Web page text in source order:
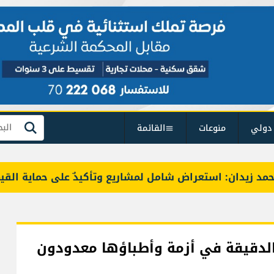
منوعات القائمة بحث
استعراض شامل لمشاريع وتأكيدٌ على حماية القيمة
في أزمة وأطباؤها معدودون